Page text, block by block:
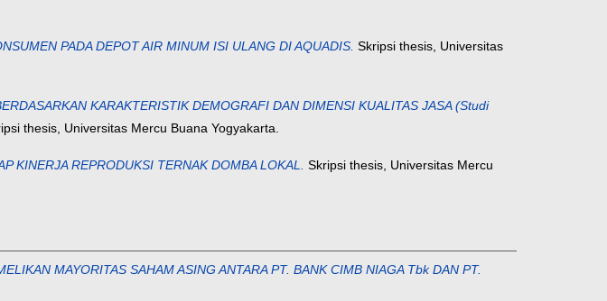
PADA DEPOT AIR MINUM ISI ULANG DI AQUADIS. Skripsi thesis, Universitas
KARAKTERISTIK DEMOGRAFI DAN DIMENSI KUALITAS JASA (Studi
thesis, Universitas Mercu Buana Yogyakarta.
KINERJA REPRODUKSI TERNAK DOMBA LOKAL. Skripsi thesis, Universitas Mercu
MAYORITAS SAHAM ASING ANTARA PT. BANK CIMB NIAGA Tbk DAN PT.